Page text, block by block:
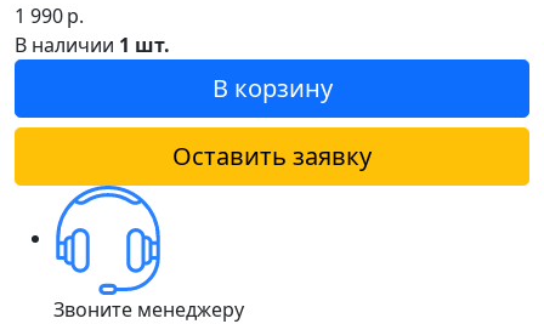
1 990р.
В наличии 1 шт.
В корзину
Оставить заявку
Звоните менеджеру